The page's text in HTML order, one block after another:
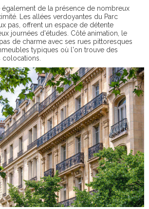
également de la présence de nombreux
Les allées verdoyantes du Parc
pas, offrent un espace de détente
journées d'études. Côté animation, le
de charme avec ses rues pittoresques
typiques où l'on trouve des
colocations.